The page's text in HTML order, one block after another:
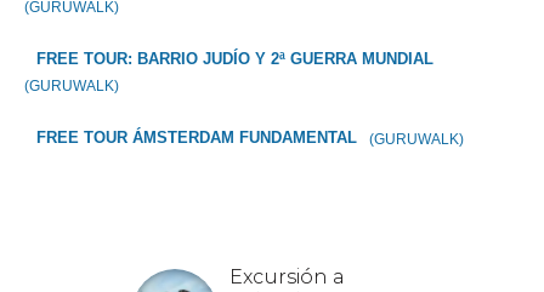
(GURUWALK)
FREE TOUR: BARRIO JUDÍO Y 2ª GUERRA MUNDIAL
(GURUWALK)
FREE TOUR ÁMSTERDAM FUNDAMENTAL (GURUWALK)